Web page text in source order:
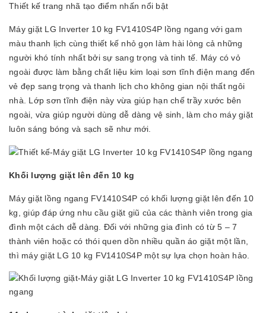
Thiết kế trang nhã tạo điểm nhấn nổi bật
Máy giặt LG Inverter 10 kg FV1410S4P lồng ngang với gam
màu thanh lịch cùng thiết kế nhỏ gọn làm hài lòng cả những
người khó tính nhất bởi sự sang trọng và tinh tế. Máy có vỏ
ngoài được làm bằng chất liệu kim loại sơn tĩnh điện mang đến
vẻ đẹp sang trọng và thanh lịch cho không gian nội thất ngôi
nhà. Lớp sơn tĩnh điện này vừa giúp hạn chế trầy xước bên
ngoài, vừa giúp người dùng dễ dàng vệ sinh, làm cho máy giặt
luôn sáng bóng và sạch sẽ như mới.
Khối lượng giặt lên đến 10 kg
Máy giặt lồng ngang FV1410S4P có khối lượng giặt lên đến 10
kg, giúp đáp ứng nhu cầu giặt giũ của các thành viên trong gia
đình một cách dễ dàng. Đối với những gia đình có từ 5 – 7
thành viên hoặc có thói quen dồn nhiều quần áo giặt một lần,
thì máy giặt LG 10 kg FV1410S4P một sự lựa chọn hoàn hảo.